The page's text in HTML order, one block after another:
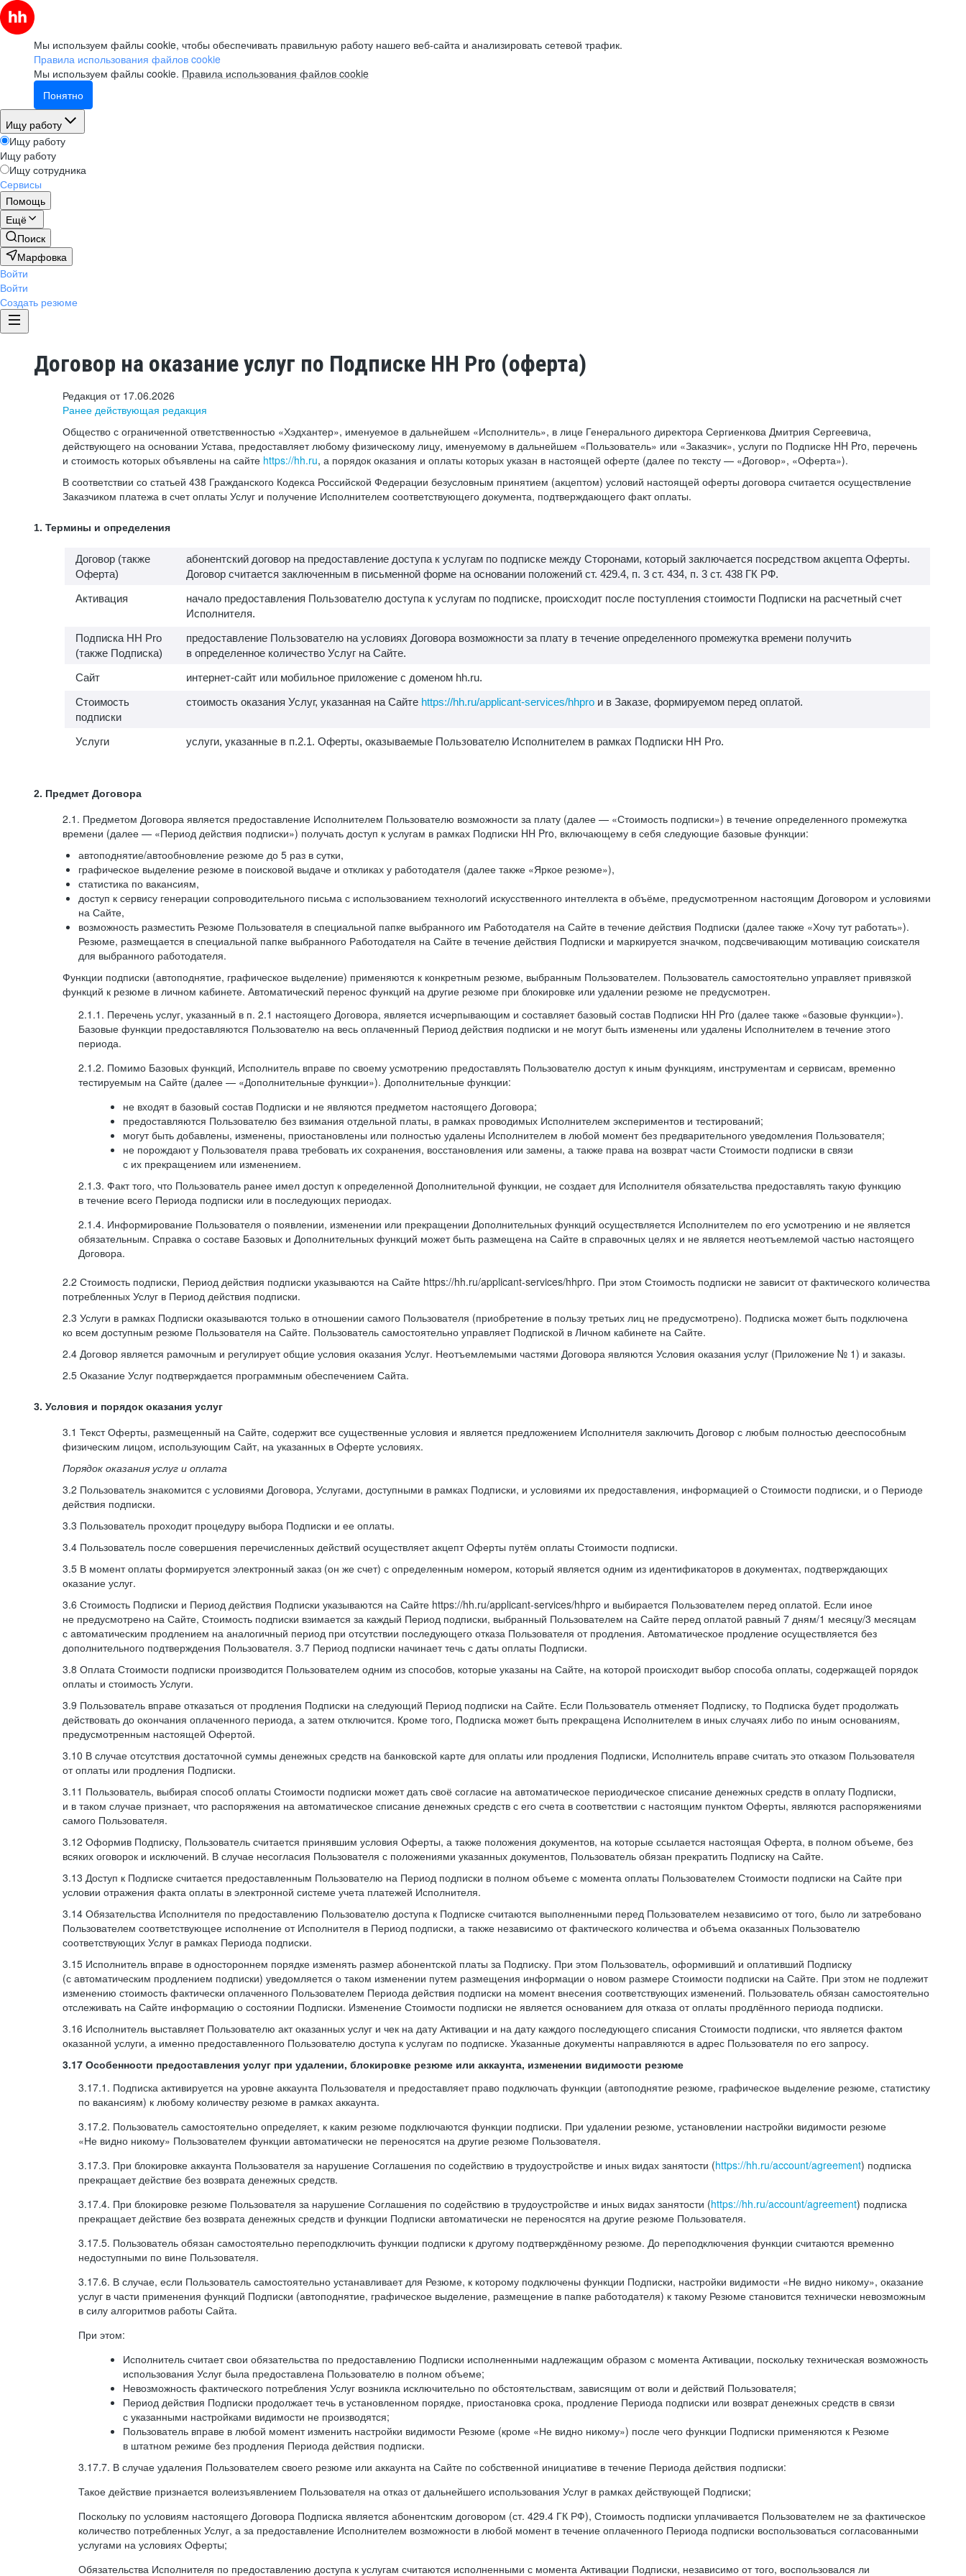
Мы используем файлы cookie, чтобы обеспечивать правильную работу нашего веб-сайта и анализировать сетевой трафик.
Правила использования файлов cookie
Мы используем файлы cookie. Правила использования файлов cookie
Понятно
Ищу работу
Ищу работу
Ищу работу
Ищу сотрудника
Сервисы
Помощь
Ещё
Поиск
Марфовка
Войти
Войти
Создать резюме
Договор на оказание услуг по Подписке HH Pro (оферта)
Редакция от 17.06.2026
Ранее действующая редакция
Общество с ограниченной ответственностью «Хэдхантер», именуемое в дальнейшем «Исполнитель», в лице Генерального директора Сергиенкова Дмитрия Сергеевича,
действующего на основании Устава, предоставляет любому физическому лицу, именуемому в дальнейшем «Пользователь» или «Заказчик», услуги по Подписке HH Pro, перечень
и стоимость которых объявлены на сайте https://hh.ru, а порядок оказания и оплаты которых указан в настоящей оферте (далее по тексту — «Договор», «Оферта»).
В соответствии со статьей 438 Гражданского Кодекса Российской Федерации безусловным принятием (акцептом) условий настоящей оферты договора считается осуществление
Заказчиком платежа в счет оплаты Услуг и получение Исполнителем соответствующего документа, подтверждающего факт оплаты.
1. Термины и определения
Договор (также
Оферта)
абонентский договор на предоставление доступа к услугам по подписке между Сторонами, который заключается посредством акцепта Оферты.
Договор считается заключенным в письменной форме на основании положений ст. 429.4, п. 3 ст. 434, п. 3 ст. 438 ГК РФ.
Активация
начало предоставления Пользователю доступа к услугам по подписке, происходит после поступления стоимости Подписки на расчетный счет
Исполнителя.
Подписка HH Pro
(также Подписка)
предоставление Пользователю на условиях Договора возможности за плату в течение определенного промежутка времени получить
в определенное количество Услуг на Сайте.
Сайт
интернет-сайт или мобильное приложение с доменом hh.ru.
Стоимость
подписки
стоимость оказания Услуг, указанная на Сайте https://hh.ru/applicant-services/hhpro и в Заказе, формируемом перед оплатой.
Услуги услуги, указанные в п.2.1. Оферты, оказываемые Пользователю Исполнителем в рамках Подписки HH Pro.
2. Предмет Договора
2.1. Предметом Договора является предоставление Исполнителем Пользователю возможности за плату (далее — «Стоимость подписки») в течение определенного промежутка
времени (далее — «Период действия подписки») получать доступ к услугам в рамках Подписки HH Pro, включающему в себя следующие базовые функции:
автоподнятие/автообновление резюме до 5 раз в сутки,
графическое выделение резюме в поисковой выдаче и откликах у работодателя (далее также «Яркое резюме»),
статистика по вакансиям,
доступ к сервису генерации сопроводительного письма с использованием технологий искусственного интеллекта в объёме, предусмотренном настоящим Договором и условиями
на Сайте,
возможность разместить Резюме Пользователя в специальной папке выбранного им Работодателя на Сайте в течение действия Подписки (далее также «Хочу тут работать»).
Резюме, размещается в специальной папке выбранного Работодателя на Сайте в течение действия Подписки и маркируется значком, подсвечивающим мотивацию соискателя
для выбранного работодателя.
Функции подписки (автоподнятие, графическое выделение) применяются к конкретным резюме, выбранным Пользователем. Пользователь самостоятельно управляет привязкой
функций к резюме в личном кабинете. Автоматический перенос функций на другие резюме при блокировке или удалении резюме не предусмотрен.
2.1.1. Перечень услуг, указанный в п. 2.1 настоящего Договора, является исчерпывающим и составляет базовый состав Подписки HH Pro (далее также «базовые функции»).
Базовые функции предоставляются Пользователю на весь оплаченный Период действия подписки и не могут быть изменены или удалены Исполнителем в течение этого
периода.
2.1.2. Помимо Базовых функций, Исполнитель вправе по своему усмотрению предоставлять Пользователю доступ к иным функциям, инструментам и сервисам, временно
тестируемым на Сайте (далее — «Дополнительные функции»). Дополнительные функции:
не входят в базовый состав Подписки и не являются предметом настоящего Договора;
предоставляются Пользователю без взимания отдельной платы, в рамках проводимых Исполнителем экспериментов и тестирований;
могут быть добавлены, изменены, приостановлены или полностью удалены Исполнителем в любой момент без предварительного уведомления Пользователя;
не порождают у Пользователя права требовать их сохранения, восстановления или замены, а также права на возврат части Стоимости подписки в связи
с их прекращением или изменением.
2.1.3. Факт того, что Пользователь ранее имел доступ к определенной Дополнительной функции, не создает для Исполнителя обязательства предоставлять такую функцию
в течение всего Периода подписки или в последующих периодах.
2.1.4. Информирование Пользователя о появлении, изменении или прекращении Дополнительных функций осуществляется Исполнителем по его усмотрению и не является
обязательным. Справка о составе Базовых и Дополнительных функций может быть размещена на Сайте в справочных целях и не является неотъемлемой частью настоящего
Договора.
2.2 Стоимость подписки, Период действия подписки указываются на Сайте https://hh.ru/applicant-services/hhpro. При этом Стоимость подписки не зависит от фактического количества
потребленных Услуг в Период действия подписки.
2.3 Услуги в рамках Подписки оказываются только в отношении самого Пользователя (приобретение в пользу третьих лиц не предусмотрено). Подписка может быть подключена
ко всем доступным резюме Пользователя на Сайте. Пользователь самостоятельно управляет Подпиской в Личном кабинете на Сайте.
2.4 Договор является рамочным и регулирует общие условия оказания Услуг. Неотъемлемыми частями Договора являются Условия оказания услуг (Приложение № 1) и заказы.
2.5 Оказание Услуг подтверждается программным обеспечением Сайта.
3. Условия и порядок оказания услуг
3.1 Текст Оферты, размещенный на Сайте, содержит все существенные условия и является предложением Исполнителя заключить Договор с любым полностью дееспособным
физическим лицом, использующим Сайт, на указанных в Оферте условиях.
Порядок оказания услуг и оплата
3.2 Пользователь знакомится с условиями Договора, Услугами, доступными в рамках Подписки, и условиями их предоставления, информацией о Стоимости подписки, и о Периоде
действия подписки.
3.3 Пользователь проходит процедуру выбора Подписки и ее оплаты.
3.4 Пользователь после совершения перечисленных действий осуществляет акцепт Оферты путём оплаты Стоимости подписки.
3.5 В момент оплаты формируется электронный заказ (он же счет) с определенным номером, который является одним из идентификаторов в документах, подтверждающих
оказание услуг.
3.6 Стоимость Подписки и Период действия Подписки указываются на Сайте https://hh.ru/applicant-services/hhpro и выбирается Пользователем перед оплатой. Если иное
не предусмотрено на Сайте, Стоимость подписки взимается за каждый Период подписки, выбранный Пользователем на Сайте перед оплатой равный 7 дням/1 месяцу/3 месяцам
с автоматическим продлением на аналогичный период при отсутствии последующего отказа Пользователя от продления. Автоматическое продление осуществляется без
дополнительного подтверждения Пользователя. 3.7 Период подписки начинает течь с даты оплаты Подписки.
3.8 Оплата Стоимости подписки производится Пользователем одним из способов, которые указаны на Сайте, на которой происходит выбор способа оплаты, содержащей порядок
оплаты и стоимость Услуги.
3.9 Пользователь вправе отказаться от продления Подписки на следующий Период подписки на Сайте. Если Пользователь отменяет Подписку, то Подписка будет продолжать
действовать до окончания оплаченного периода, а затем отключится. Кроме того, Подписка может быть прекращена Исполнителем в иных случаях либо по иным основаниям,
предусмотренным настоящей Офертой.
3.10 В случае отсутствия достаточной суммы денежных средств на банковской карте для оплаты или продления Подписки, Исполнитель вправе считать это отказом Пользователя
от оплаты или продления Подписки.
3.11 Пользователь, выбирая способ оплаты Стоимости подписки может дать своё согласие на автоматическое периодическое списание денежных средств в оплату Подписки,
и в таком случае признает, что распоряжения на автоматическое списание денежных средств с его счета в соответствии с настоящим пунктом Оферты, являются распоряжениями
самого Пользователя.
3.12 Оформив Подписку, Пользователь считается принявшим условия Оферты, а также положения документов, на которые ссылается настоящая Оферта, в полном объеме, без
всяких оговорок и исключений. В случае несогласия Пользователя с положениями указанных документов, Пользователь обязан прекратить Подписку на Сайте.
3.13 Доступ к Подписке считается предоставленным Пользователю на Период подписки в полном объеме с момента оплаты Пользователем Стоимости подписки на Сайте при
условии отражения факта оплаты в электронной системе учета платежей Исполнителя.
3.14 Обязательства Исполнителя по предоставлению Пользователю доступа к Подписке считаются выполненными перед Пользователем независимо от того, было ли затребовано
Пользователем соответствующее исполнение от Исполнителя в Период подписки, а также независимо от фактического количества и объема оказанных Пользователю
соответствующих Услуг в рамках Периода подписки.
3.15 Исполнитель вправе в одностороннем порядке изменять размер абонентской платы за Подписку. При этом Пользователь, оформивший и оплативший Подписку
(с автоматическим продлением подписки) уведомляется о таком изменении путем размещения информации о новом размере Стоимости подписки на Сайте. При этом не подлежит
изменению стоимость фактически оплаченного Пользователем Периода действия подписки на момент внесения соответствующих изменений. Пользователь обязан самостоятельно
отслеживать на Сайте информацию о состоянии Подписки. Изменение Стоимости подписки не является основанием для отказа от оплаты продлённого периода подписки.
3.16 Исполнитель выставляет Пользователю акт оказанных услуг и чек на дату Активации и на дату каждого последующего списания Стоимости подписки, что является фактом
оказанной услуги, а именно предоставленного Пользователю доступа к услугам по подписке. Указанные документы направляются в адрес Пользователя по его запросу.
3.17 Особенности предоставления услуг при удалении, блокировке резюме или аккаунта, изменении видимости резюме
3.17.1. Подписка активируется на уровне аккаунта Пользователя и предоставляет право подключать функции (автоподнятие резюме, графическое выделение резюме, статистику
по вакансиям) к любому количеству резюме в рамках аккаунта.
3.17.2. Пользователь самостоятельно определяет, к каким резюме подключаются функции подписки. При удалении резюме, установлении настройки видимости резюме
«Не видно никому» Пользователем функции автоматически не переносятся на другие резюме Пользователя.
3.17.3. При блокировке аккаунта Пользователя за нарушение Соглашения по содействию в трудоустройстве и иных видах занятости (https://hh.ru/account/agreement) подписка
прекращает действие без возврата денежных средств.
3.17.4. При блокировке резюме Пользователя за нарушение Соглашения по содействию в трудоустройстве и иных видах занятости (https://hh.ru/account/agreement) подписка
прекращает действие без возврата денежных средств и функции Подписки автоматически не переносятся на другие резюме Пользователя.
3.17.5. Пользователь обязан самостоятельно переподключить функции подписки к другому подтверждённому резюме. До переподключения функции считаются временно
недоступными по вине Пользователя.
3.17.6. В случае, если Пользователь самостоятельно устанавливает для Резюме, к которому подключены функции Подписки, настройки видимости «Не видно никому», оказание
услуг в части применения функций Подписки (автоподнятие, графическое выделение, размещение в папке работодателя) к такому Резюме становится технически невозможным
в силу алгоритмов работы Сайта.
При этом:
Исполнитель считает свои обязательства по предоставлению Подписки исполненными надлежащим образом с момента Активации, поскольку техническая возможность
использования Услуг была предоставлена Пользователю в полном объеме;
Невозможность фактического потребления Услуг возникла исключительно по обстоятельствам, зависящим от воли и действий Пользователя;
Период действия Подписки продолжает течь в установленном порядке, приостановка срока, продление Периода подписки или возврат денежных средств в связи
с указанными настройками видимости не производятся;
Пользователь вправе в любой момент изменить настройки видимости Резюме (кроме «Не видно никому») после чего функции Подписки применяются к Резюме
в штатном режиме без продления Периода действия подписки.
3.17.7. В случае удаления Пользователем своего резюме или аккаунта на Сайте по собственной инициативе в течение Периода действия подписки:
Такое действие признается волеизъявлением Пользователя на отказ от дальнейшего использования Услуг в рамках действующей Подписки;
Поскольку по условиям настоящего Договора Подписка является абонентским договором (ст. 429.4 ГК РФ), Стоимость подписки уплачивается Пользователем не за фактическое
количество потребленных Услуг, а за предоставление Исполнителем возможности в любой момент в течение оплаченного Периода подписки воспользоваться согласованными
услугами на условиях Оферты;
Обязательства Исполнителя по предоставлению доступа к услугам считаются исполненными с момента Активации Подписки, независимо от того, воспользовался ли